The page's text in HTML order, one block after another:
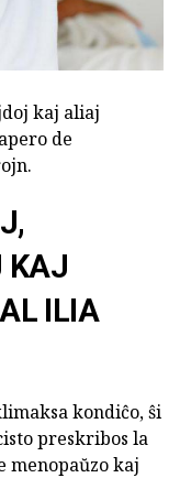
kaj aliaj
de
KAJ
ILIA
kondiĉo, ŝi
preskribos la
menopaŭzo kaj